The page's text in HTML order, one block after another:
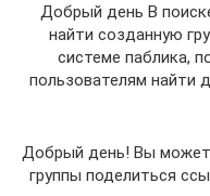
Добрый день В
найти созданную
системе паблика,
пользователям найти
Добрый день! Вы
группы поделиться